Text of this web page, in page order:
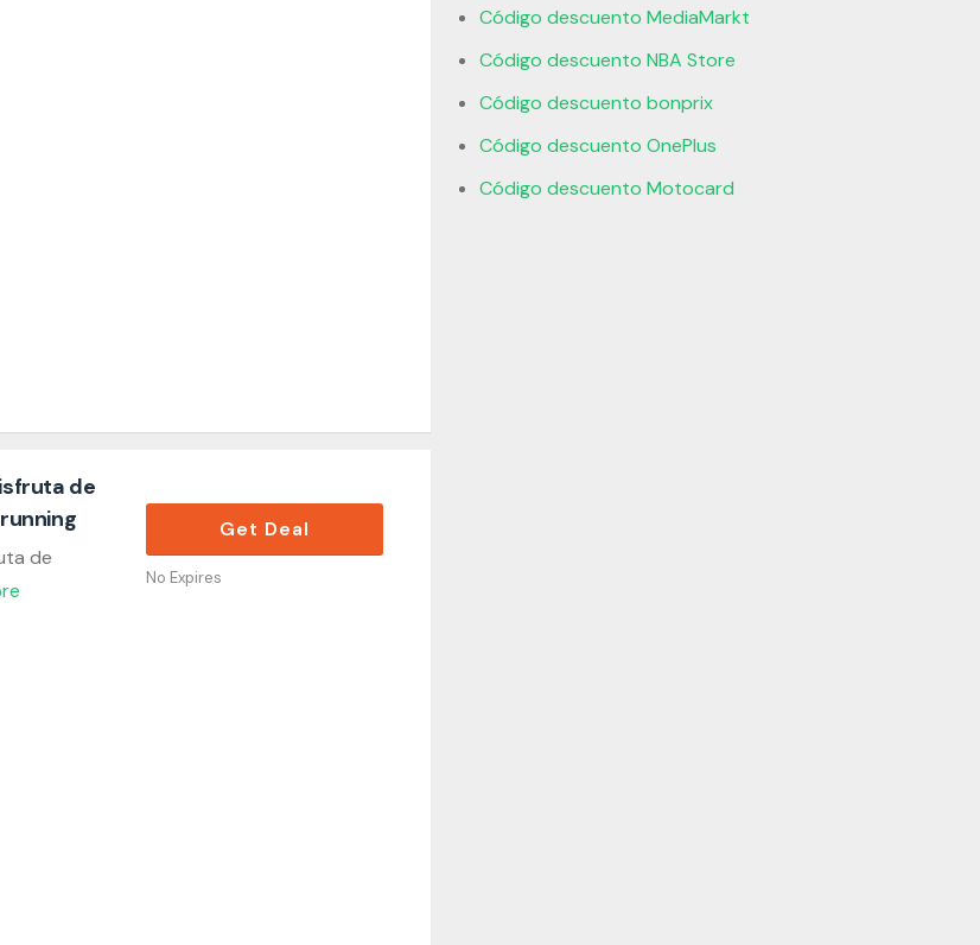
de
de
Get Deal
No Expires
Código descuento MediaMarkt
Código descuento NBA Store
Código descuento bonprix
Código descuento OnePlus
Código descuento Motocard